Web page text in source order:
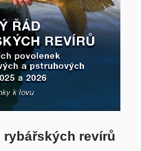
rybářských revírů